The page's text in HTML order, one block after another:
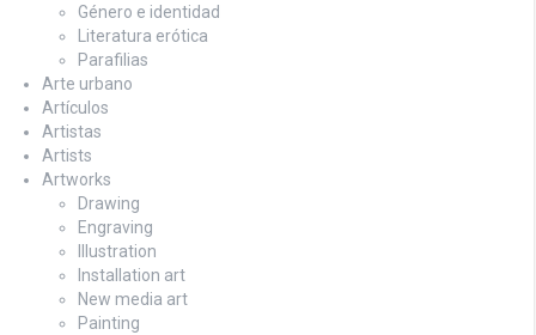
Género e identidad
Literatura erótica
Parafilias
Arte urbano
Artículos
Artistas
Artists
Artworks
Drawing
Engraving
Illustration
Installation art
New media art
Painting